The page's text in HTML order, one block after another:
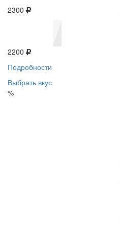
2300
2200
Подробности
Выбрать вкус
%